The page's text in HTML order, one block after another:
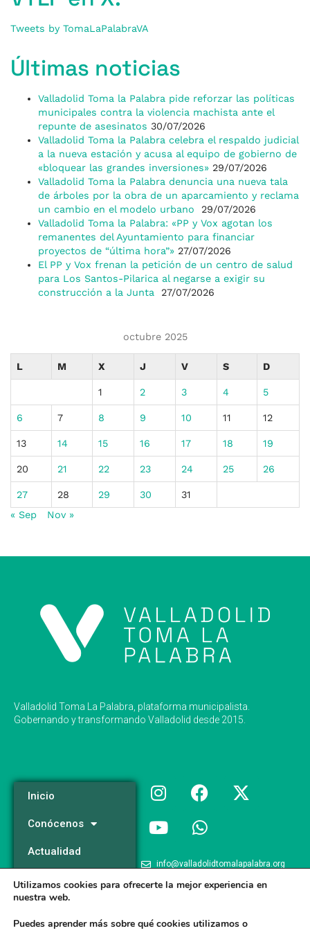
Tweets by TomaLaPalabraVA
Últimas noticias
Valladolid Toma la Palabra pide reforzar las políticas
municipales contra la violencia machista ante el
repunte de asesinatos 30/07/2026
Valladolid Toma la Palabra celebra el respaldo judicial
a la nueva estación y acusa al equipo de gobierno de
«bloquear las grandes inversiones» 29/07/2026
Valladolid Toma la Palabra denuncia una nueva tala
de árboles por la obra de un aparcamiento y reclama
un cambio en el modelo urbano
29/07/2026
Valladolid Toma la Palabra: «PP y Vox agotan los
remanentes del Ayuntamiento para financiar
proyectos de “última hora”» 27/07/2026
El PP y Vox frenan la petición de un centro de salud
para Los Santos-Pilarica al negarse a exigir su
construcción a la Junta
27/07/2026
octubre 2025
L M X J V S D
1 2 3 4 5
6 7 8 9 10 11 12
13 14 15 16 17 18 19
20 21 22 23 24 25 26
27 28 29 30
31
« Sep
Nov »
Valladolid Toma La Palabra, plataforma municipalista.
Gobernando y transformando Valladolid desde 2015.
Inicio
Conócenos
Actualidad
Programa
info@valladolidtomalapalabra.org
+34 983 426 124
Utilizamos cookies para ofrecerte la mejor experiencia en
nuestra web.
Puedes aprender más sobre qué cookies utilizamos o